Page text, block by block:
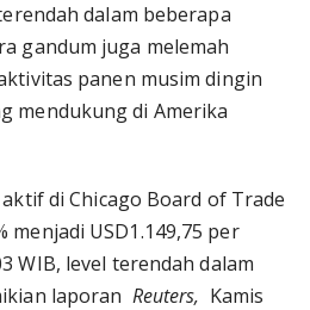
dalam beberapa
gandum juga melemah
panen musim dingin
mendukung di Amerika
di Chicago Board of Trade
menjadi USD1.149,75 per
WIB, level terendah dalam
laporan Reuters, Kamis